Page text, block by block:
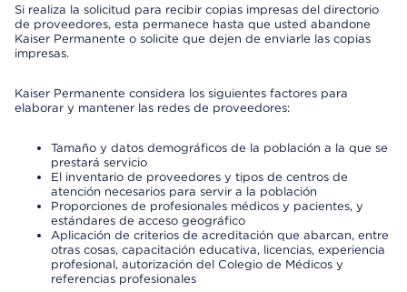
Si realiza la solicitud para recibir copias impresas del directorio
de proveedores, esta permanece hasta que usted abandone
Kaiser Permanente o solicite que dejen de enviarle las copias
impresas.
Kaiser Permanente considera los siguientes factores para
elaborar y mantener las redes de proveedores:
Tamaño y datos demográficos de la población a la que se
prestará servicio
El inventario de proveedores y tipos de centros de
atención necesarios para servir a la población
Proporciones de profesionales médicos y pacientes, y
estándares de acceso geográfico
Aplicación de criterios de acreditación que abarcan, entre
otras cosas, capacitación educativa, licencias, experiencia
profesional, autorización del Colegio de Médicos y
referencias profesionales